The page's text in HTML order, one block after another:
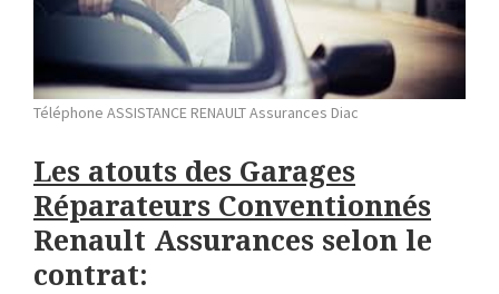
Téléphone ASSISTANCE RENAULTAssurances Diac
Les atouts des Garages
Réparateurs Conventionnés
Renault Assurances selon le
contrat: